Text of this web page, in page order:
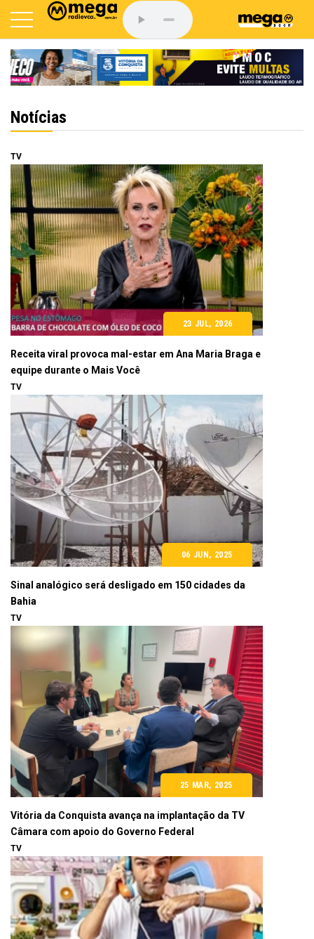
Notícias
TV
23 JUL, 2026
Receita viral provoca mal-estar em Ana Maria Braga e
equipe durante o Mais Você
TV
06 JUN, 2025
Sinal analógico será desligado em 150 cidades da
Bahia
TV
25 MAR, 2025
Vitória da Conquista avança na implantação da TV
Câmara com apoio do Governo Federal
TV